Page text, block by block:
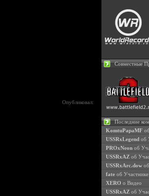
Опубликовал:
Совместные
Последние
KomtuPapaMF
USSRxLegendоб
PROxNeonоб
USSRxAZоб
USSRxArc.dowоб
fateоб Участнике
XERO о Видео
USSRxAZоб